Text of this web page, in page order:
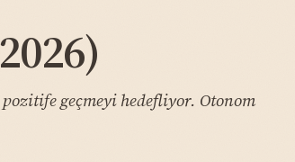
geçmeyi hedefliyor. Otonom